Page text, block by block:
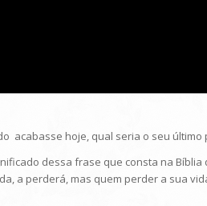
acabasse hoje, qual seria o seu último
dessa frase que consta na
a perderá, mas quem perder a sua